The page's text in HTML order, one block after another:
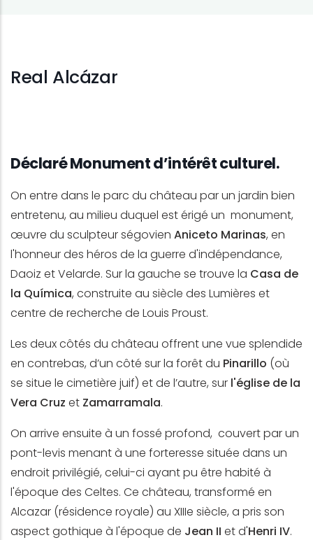
Real Alcázar
Déclaré Monument d’intérêt culturel.
On entre dans le parc du château par un jardin bien
entretenu, au milieu duquel est érigé un monument,
œuvre du sculpteur ségovien Aniceto Marinas, en
l'honneur des héros de la guerre d'indépendance,
Daoiz et Velarde. Sur la gauche se trouve la Casa de
la Química, construite au siècle des Lumières et
centre de recherche de Louis Proust.
Les deux côtés du château offrent une vue splendide
en contrebas, d’un côté sur la forêt du Pinarillo (où
se situe le cimetière juif) et de l’autre, sur l'église de la
Vera Cruz et Zamarramala.
On arrive ensuite à un fossé profond, couvert par un
pont-levis menant à une forteresse située dans un
endroit privilégié, celui-ci ayant pu être habité à
l'époque des Celtes. Ce château, transformé en
Alcazar (résidence royale) au XIIIe siècle, a pris son
aspect gothique à l'époque de Jean II et d'Henri IV.